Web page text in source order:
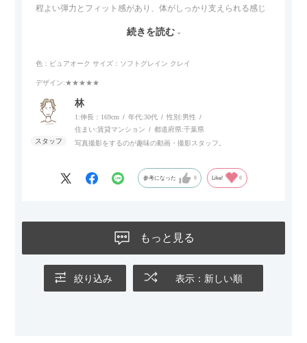
程よい弾力とフィット感があり、体がしっかり支えられる感じ
リラックスタイムによさそうでした。回転タイプなので、個人
す。
続きを読む
色：ピュアオーク サイズ：ソフトグレイン クレイ
デザイン:★★★★★
林
1:伸長：169cm 年代:30代 性別:男性
住まい:賃貸マンション 都道府県:千葉県
写真撮影をするのが趣味の動画・撮影スタッフ。
参考になった 0 Like! 0
もっと見る
絞り込み 表示：新しい順